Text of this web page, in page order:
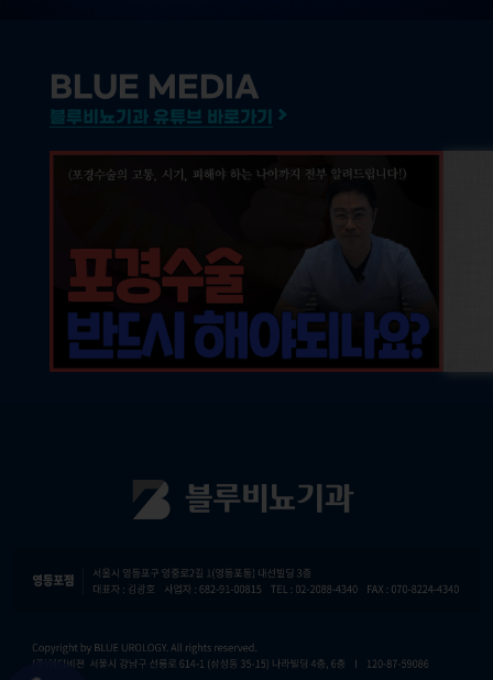
BLUE MEDIA
블루비뇨기과 유튜브 바로가기